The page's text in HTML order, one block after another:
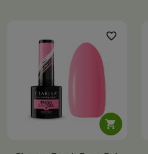

favorite_border